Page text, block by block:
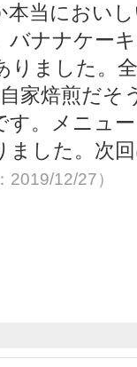
本当におい
バナナケー
りました。
家焙煎だそ
す。メニュ
ました。次
2019/12/27）